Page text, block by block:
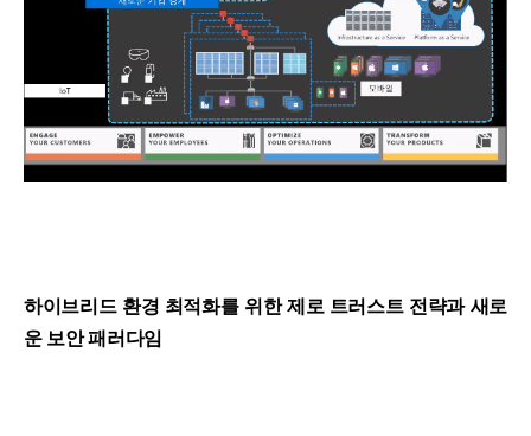
하이브리드 환경 최적화를 위한 제로 트러스트 전략과 새로
운 보안 패러다임